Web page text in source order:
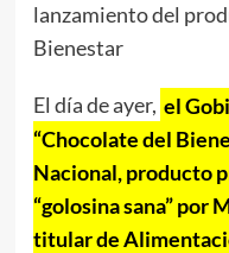
lanzamiento del
Bienestar
El día de ayer, el
“Chocolate del
Nacional, producto
“golosina sana” por
titular de